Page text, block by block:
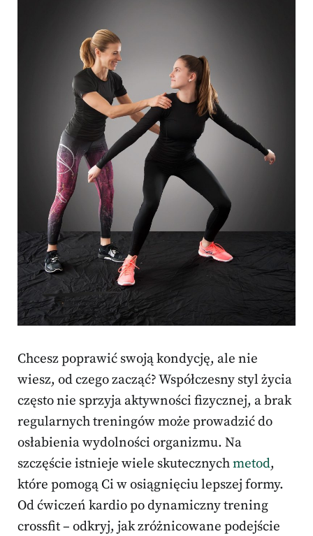
Chcesz poprawić swoją kondycję, ale nie
wiesz, od czego zacząć? Współczesny styl życia
często nie sprzyja aktywności fizycznej, a brak
regularnych treningów może prowadzić do
osłabienia wydolności organizmu. Na
szczęście istnieje wiele skutecznychmetod,
które pomogą Ci w osiągnięciu lepszej formy.
Od ćwiczeń kardio po dynamiczny trening
crossfit – odkryj, jak zróżnicowane podejście